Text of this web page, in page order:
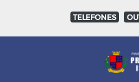
TELEFONES